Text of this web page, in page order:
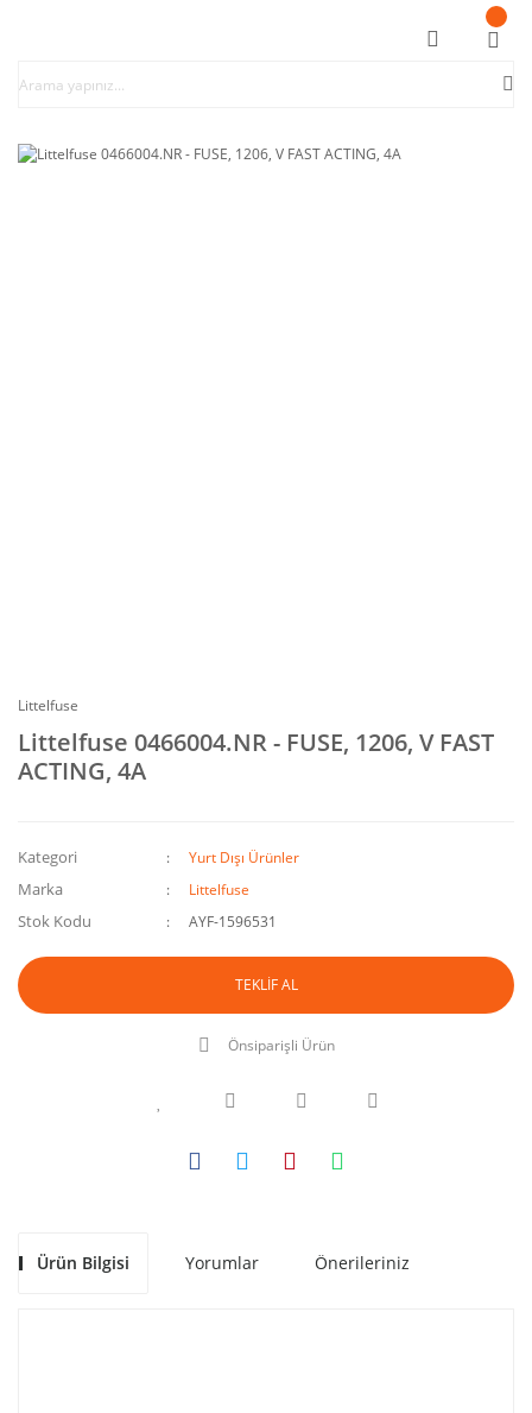
Littelfuse
Littelfuse 0466004.NR - FUSE, 1206, V FAST
ACTING, 4A
Kategori Yurt Dışı Ürünler
Marka Littelfuse
Stok Kodu AYF-1596531
TEKLİF AL
Önsiparişli Ürün
Ürün Bilgisi Yorumlar Önerileriniz